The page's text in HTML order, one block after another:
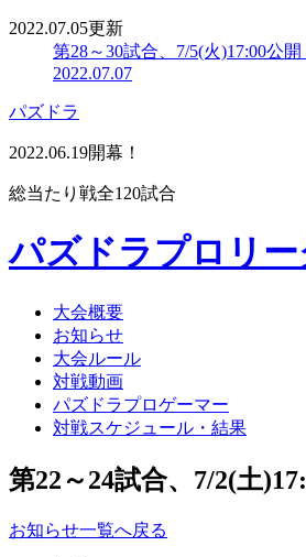
2022.07.05更新
第28～30試合、7/5(火)17:00公開
2022.07.07
パズドラ
2022.06.19開幕！
総当たり戦全120試合
パズドラプロリー
大会概要
お知らせ
大会ルール
対戦動画
パズドラプロゲーマー
対戦スケジュール・結果
第22～24試合、7/2(土
お知らせ一覧へ戻る